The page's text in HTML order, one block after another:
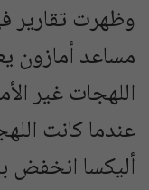
وظهرت تقارير
مساعد
اللهجات غير
عندما كانت
أليكسا انخفض بنسبة 30